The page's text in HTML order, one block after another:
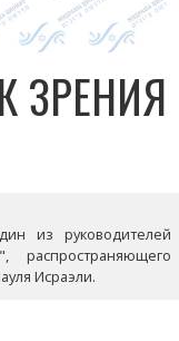
ЗРЕНИЯ
из руководителей
распространяющего
Исраэли.